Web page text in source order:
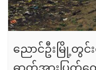
ညောင်ဦးမြို့တွင်